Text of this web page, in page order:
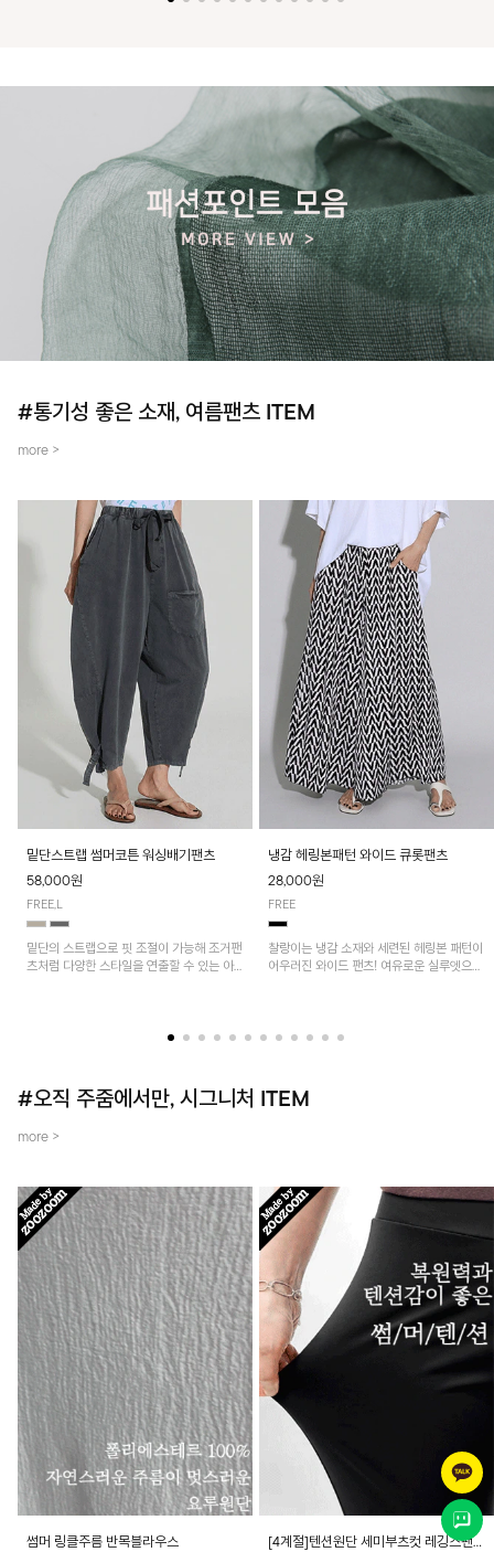
#통기성 좋은 소재, 여름팬츠 ITEM
more >
밑단스트랩 썸머코튼 워싱배기팬츠
58,000원
FREE,L
밑단의 스트랩으로 핏 조절이 가능해 조거팬
츠처럼 다양한 스타일을 연출할 수 있는 아
냉감 헤링본패턴 와이드 큐롯팬츠
28,000원
FREE
찰랑이는 냉감 소재와 세련된 헤링본 패턴이
어우러진 와이드 팬츠! 여유로운 실루엣으로
#오직 주줌에서만, 시그니처 ITEM
more >
썸머 링클주름 반목블라우스 [4계절]텐션원단 세미부츠컷 레깅스팬